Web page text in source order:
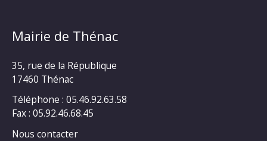
Mairie de Thénac
35, rue de la République
17460 Thénac
Téléphone : 05.46.92.63.58
Fax : 05.92.46.68.45
Nous contacter